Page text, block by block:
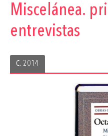
Miscelánea.
entrevistas
C. 2014